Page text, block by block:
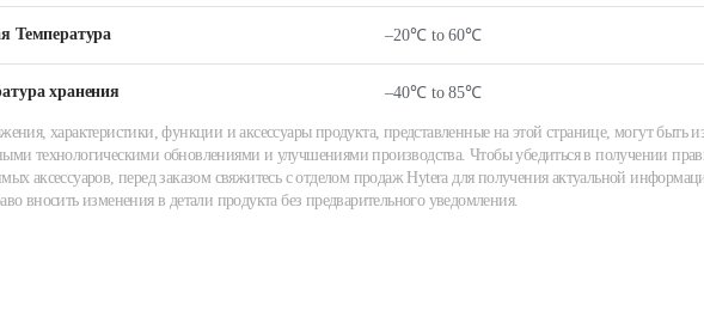
Температура –20℃ to 60℃
хранения –40℃ to 85℃
характеристики, функции и аксессуары продукта, представленные на этой странице, могут быть
технологическими обновлениями и улучшениями производства. Чтобы убедиться в получении
аксессуаров, перед заказом свяжитесь с отделом продаж Hytera для получения актуальной
вносить изменения в детали продукта без предварительного уведомления.